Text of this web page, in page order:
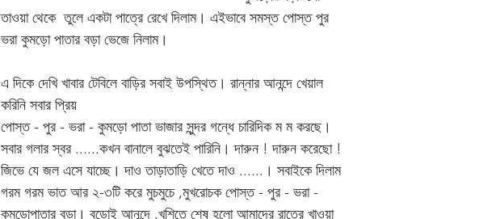
তাওয়া থেকে  তুলে একটা পাত্রে রেখে দিলাম। এইভাবে সমস্ত পোস্ত পুর
ভরা কুমড়ো পাতার বড়া ভেজে নিলাম।
এ দিকে দেখি খাবার টেবিলে বাড়ির সবাই উপস্থিত। রান্নার আনন্দে খেয়াল
করিনি সবার প্রিয়
পোস্ত - পুর - ভরা - কুমড়ো পাতা ভাজার সুন্দর গন্ধে চারিদিক ম ম করছে।
সবার গলার স্বর ......কখন বানালে বুঝতেই পারিনি। দারুন ! দারুন করেছো !
জিভে যে জল এসে যাচ্ছে। দাও তাড়াতাড়ি খেতে দাও ......। সবাইকে দিলাম
গরম গরম ভাত আর ২-৩টি করে মুচমুচে ,মুখরোচক পোস্ত - পুর - ভরা -
কুমড়োপাতার বড়া। বড়োই আনন্দে ,খুশিতে শেষ হলো আমাদের রাতের খাওয়া